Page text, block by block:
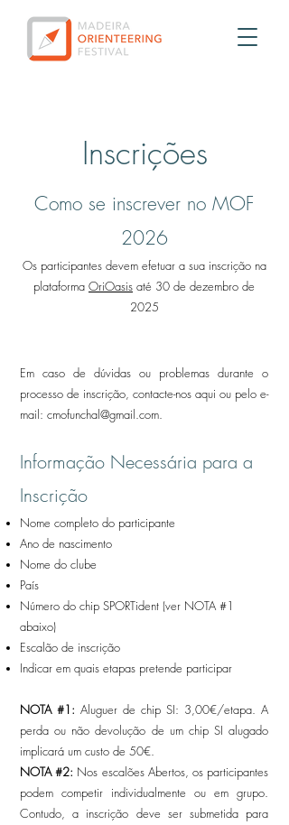
Inscrições
Como se inscrever no MOF
2026
Os participantes devem efetuar a sua inscrição na
plataforma OriOasis até 30 de dezembro de
2025
Em caso de dúvidas ou problemas durante o
processo de inscrição, contacte-nos aqui ou pelo e-
mail: cmofunchal@gmail.com.​​​​​​​​​​​
Informação Necessária para a
Inscrição
Nome completo do participante
Ano de nascimento
Nome do clube
País
Número do chip SPORTident (ver NOTA #1
abaixo)
Escalão de inscrição
Indicar em quais etapas pretende participar
NOTA #1: Aluguer de chip SI: 3,00€/etapa. A
perda ou não devolução de um chip SI alugado
implicará um custo de 50€.
NOTA #2: Nos escalões Abertos, os participantes
podem competir individualmente ou em grupo.
Contudo, a inscrição deve ser submetida para